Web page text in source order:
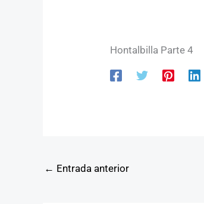
Hontalbilla Parte 4
← Entrada anterior